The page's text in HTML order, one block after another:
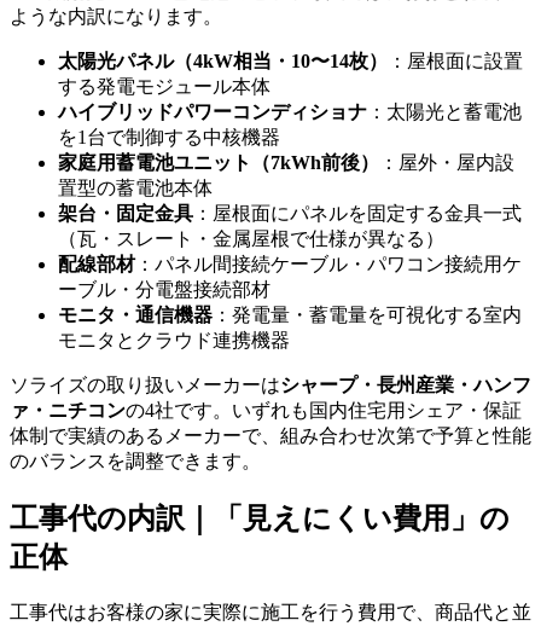
ような内訳になります。
太陽光パネル（4kW相当・10〜14枚）
：屋根面に設置
する発電モジュール本体
ハイブリッドパワーコンディショナ ：太陽光と蓄電池
を1台で制御する中核機器
家庭用蓄電池ユニット（7kWh前後）
：屋外・屋内設
置型の蓄電池本体
架台・固定金具 ：屋根面にパネルを固定する金具一式
（瓦・スレート・金属屋根で仕様が異なる）
配線部材：パネル間接続ケーブル・パワコン接続用ケ
ーブル・分電盤接続部材
モニタ・通信機器 ：発電量・蓄電量を可視化する室内
モニタとクラウド連携機器
ソライズの取り扱いメーカーはシャープ・長州産業・ハンフ
ァ・ニチコンの4社です。いずれも国内住宅用シェア・保証
体制で実績のあるメーカーで、組み合わせ次第で予算と性能
のバランスを調整できます。
工事代の内訳｜「見えにくい費用」の
正体
工事代はお客様の家に実際に施工を行う費用で、商品代と並